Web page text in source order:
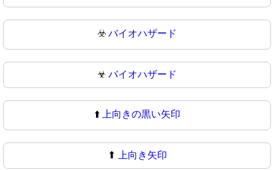
☣️ バイオハザード
☣ バイオハザード
⬆️ 上向きの黒い矢印
⬆ 上向き矢印